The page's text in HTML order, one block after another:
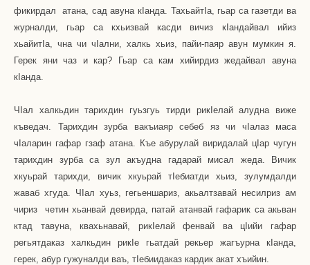
фикирдал атана, сад авуна к Iанда. ТахьайтI а, гьар са газетди ва
журналди, гьар са кхьизвай касди вичиз кI андайвал ийиз
хьайит а, чна чи ч ални, халкь хьиз, пайи-паяр авун мумкин я.
Герек яни чаз и кар? Гьар са кам хийирдиз жедайвал авуна
к анда.
Ч ал халкьдин тарихдин гуьзгуь тирди рикI елай алудна виже
къведач. Тарихдин зурба вакъиаяр себеб яз чи ч алаз маса
ч аларин гафар гзаф атана. Къе абурулай виридалай ц Iар чугун
тарихдин зурба са зул акъудна гадарай мисал жеда. Вичик
хкуьрай тарихди, вичик хкуьрай т ебиатди хьиз, зулумдалди
жаваб хгуда. Ч ал хуьз, гегьеншариз, акьалтзавай несилриз ам
чириз
четин хьанвай девирда, патай атанвай гафарик са акьван
ктад тавуна, квахьнавай, рикI елай фенвай ва ц ийи гафар
регьятдаказ халкьдин рикI е гьатдай рекьер жагъурна к Iанда,
герек, абур гужуналди ваъ, т ебиидаказ кардик акат хъийин.